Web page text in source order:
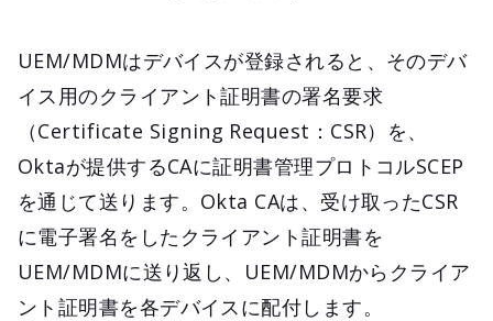
UEM/MDMはデバイスが登録されると、そのデバ
イス用のクライアント証明書の署名要求
（Certificate Signing Request：CSR）を、
Oktaが提供するCAに証明書管理プロトコルSCEP
を通じて送ります。Okta CAは、受け取ったCSR
に電子署名をしたクライアント証明書を
UEM/MDMに送り返し、UEM/MDMからクライア
ント証明書を各デバイスに配付します。